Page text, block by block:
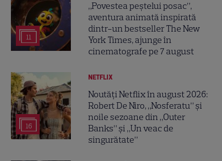
11
„Povestea peștelui posac”,
aventura animată inspirată
dintr-un bestseller The New
York Times, ajunge în
cinematografe pe 7 august
16
NETFLIX
Noutăți Netflix în august 2026:
Robert De Niro, „Nosferatu” și
noile sezoane din „Outer
Banks” și „Un veac de
singurătate”